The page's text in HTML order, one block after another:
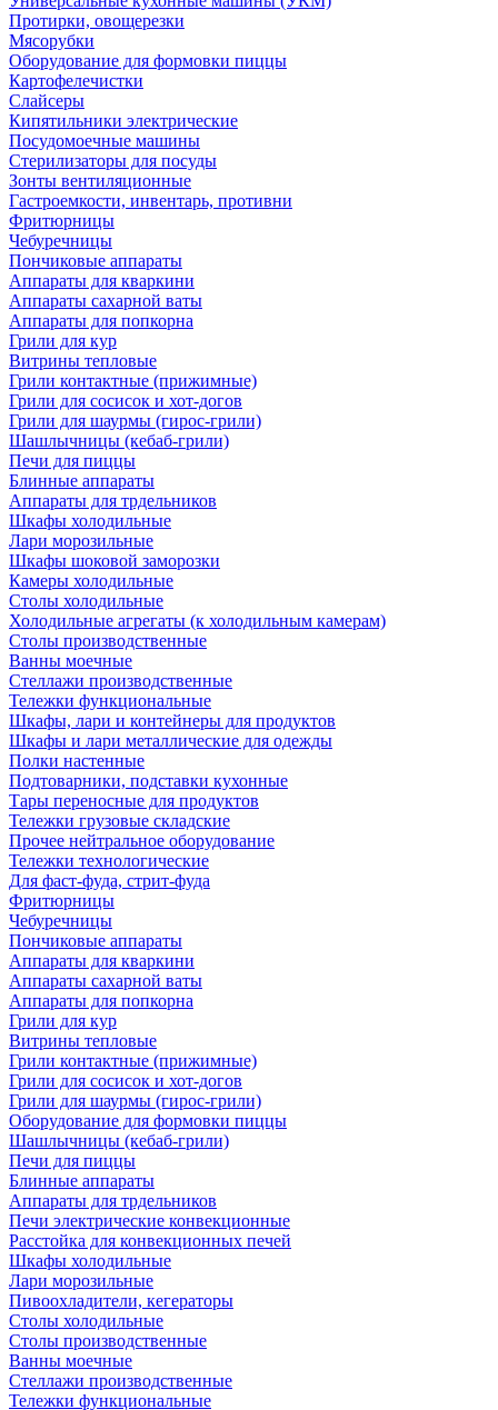
Протирки, овощерезки
Мясорубки
Оборудование для формовки пиццы
Картофелечистки
Слайсеры
Кипятильники электрические
Посудомоечные машины
Стерилизаторы для посуды
Зонты вентиляционные
Гастроемкости, инвентарь, противни
Фритюрницы
Чебуречницы
Пончиковые аппараты
Аппараты для кваркини
Аппараты сахарной ваты
Аппараты для попкорна
Грили для кур
Витрины тепловые
Грили контактные (прижимные)
Грили для сосисок и хот-догов
Грили для шаурмы (гирос-грили)
Шашлычницы (кебаб-грили)
Печи для пиццы
Блинные аппараты
Аппараты для трдельников
Шкафы холодильные
Лари морозильные
Шкафы шоковой заморозки
Камеры холодильные
Столы холодильные
Холодильные агрегаты (к холодильным камерам)
Столы производственные
Ванны моечные
Стеллажи производственные
Тележки функциональные
Шкафы, лари и контейнеры для продуктов
Шкафы и лари металлические для одежды
Полки настенные
Подтоварники, подставки кухонные
Тары переносные для продуктов
Тележки грузовые складские
Прочее нейтральное оборудование
Тележки технологические
Для фаст-фуда, стрит-фуда
Фритюрницы
Чебуречницы
Пончиковые аппараты
Аппараты для кваркини
Аппараты сахарной ваты
Аппараты для попкорна
Грили для кур
Витрины тепловые
Грили контактные (прижимные)
Грили для сосисок и хот-догов
Грили для шаурмы (гирос-грили)
Оборудование для формовки пиццы
Шашлычницы (кебаб-грили)
Печи для пиццы
Блинные аппараты
Аппараты для трдельников
Печи электрические конвекционные
Расстойка для конвекционных печей
Шкафы холодильные
Лари морозильные
Пивоохладители, кегераторы
Столы холодильные
Столы производственные
Ванны моечные
Стеллажи производственные
Тележки функциональные